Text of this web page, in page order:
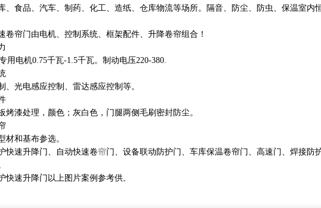
、食品、汽车、制药、化工、造纸、仓库物流等场所。隔音、防尘、防虫、保温室内
卷帘门由电机、控制系统、框架配件、升降卷帘组合！
用电机0.75千瓦-1.5千瓦。制动电压220-380.
、光电感应控制、雷达感应控制等。
烤漆处理，颜色；灰白色，门腿两侧毛刷密封防尘。
材和基布参选。
快速升降门、自动快速卷帘门、设备联动防护门、车库保温卷帘门、高速门、焊接防
快速升降门以上图片案例参考供。